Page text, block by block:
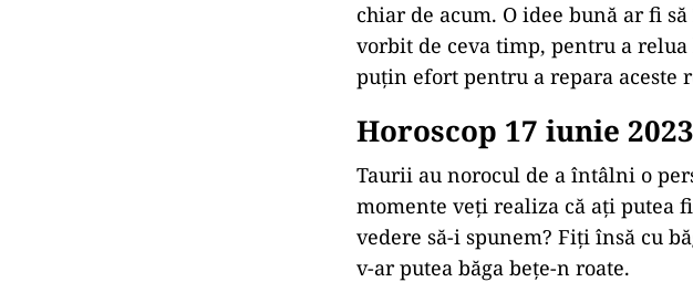
chiar de acum. O idee bună ar fi
vorbit de ceva timp, pentru a
puţin efort pentru a repara aceste
Horoscop 17 iunie
Taurii au norocul de a întâlni o
momente veţi realiza că aţi putea
vedere să-i spunem? Fiţi însă cu
v-ar putea băga beţe-n roate.